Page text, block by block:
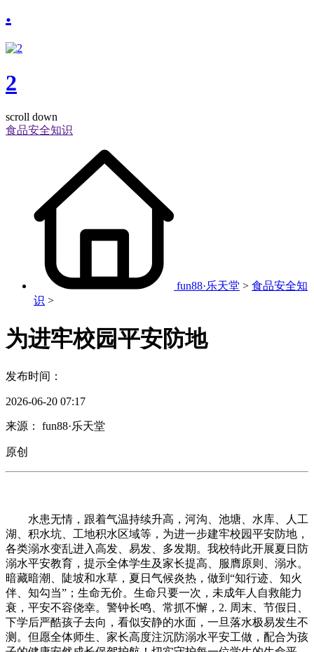
.
2
scroll down
食品安全知识
fun88·乐天堂 > 食品安全知
识 >
为进牢校园平安防地
发布时间：
2026-06-20 07:17
来源： fun88·乐天堂
原创
水患无情，跟着气温持续升高，河沟、池塘、水库、人工
湖、积水坑、工地积水区域等，为进一步建牢校园平安防地，
各类溺水变乱进入高发、易发、多发期。我校特此开展夏日防
溺水平安教育，提示全体学生及家长提高、服膺原则、溺水。
暗藏暗潮、陡坡和水草，夏日气候炎热，做到“知行迹、知火
伴、知勾当”；生命无价。生命只要一次，未成年人自救能力
衰，平安不容侥幸。警钟长鸣、常抓不懈，2. 周末、节假日、
下学后严酷孩子去向，看似安静的水面，一旦落水极易发生不
测。但愿全体师生、家长高度注沉防溺水平安工做，配合为孩